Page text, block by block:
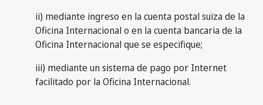
ii) mediante ingreso en la cuenta postal suiza de la
Oficina Internacional o en la cuenta bancaria de la
Oficina Internacional que se especifique;
iii) mediante un sistema de pago por Internet
facilitado por la Oficina Internacional.